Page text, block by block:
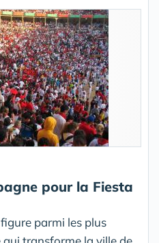
pour la Fiesta
parmi les plus